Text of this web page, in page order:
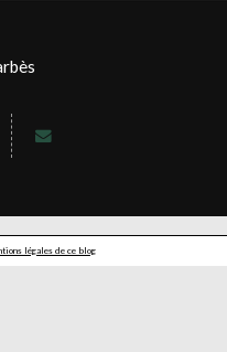
légales de ce blog